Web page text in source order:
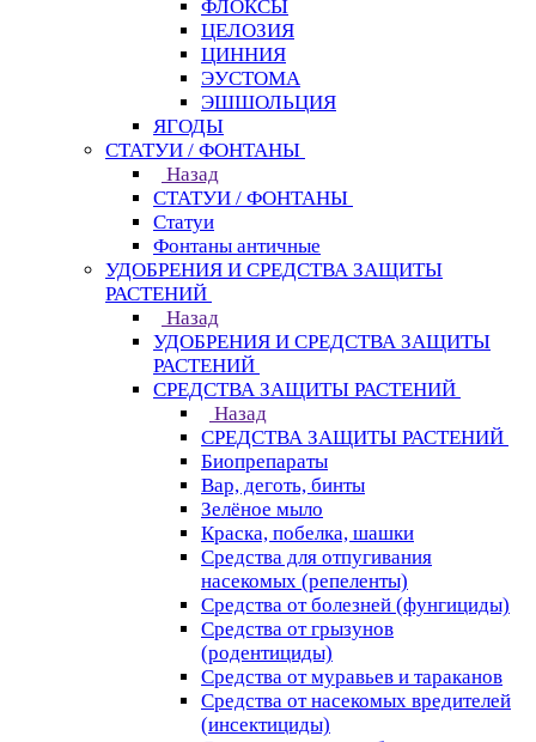
ФЛОКСЫ
ЦЕЛОЗИЯ
ЦИННИЯ
ЭУСТОМА
ЭШШОЛЬЦИЯ
ЯГОДЫ
СТАТУИ / ФОНТАНЫ
Назад
СТАТУИ / ФОНТАНЫ
Статуи
Фонтаны античные
УДОБРЕНИЯ И СРЕДСТВА ЗАЩИТЫ
РАСТЕНИЙ
Назад
УДОБРЕНИЯ И СРЕДСТВА ЗАЩИТЫ
РАСТЕНИЙ
СРЕДСТВА ЗАЩИТЫ РАСТЕНИЙ
Назад
СРЕДСТВА ЗАЩИТЫ РАСТЕНИЙ
Биопрепараты
Вар, деготь, бинты
Зелёное мыло
Краска, побелка, шашки
Средства для отпугивания
насекомых (репеленты)
Средства от болезней (фунгициды)
Средства от грызунов
(родентициды)
Средства от муравьев и тараканов
Средства от насекомых вредителей
(инсектициды)